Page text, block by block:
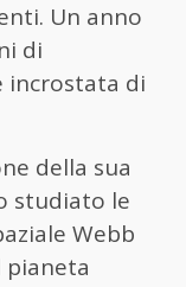
Un anno
di
incrostata di
della sua
studiato le
Webb
pianeta